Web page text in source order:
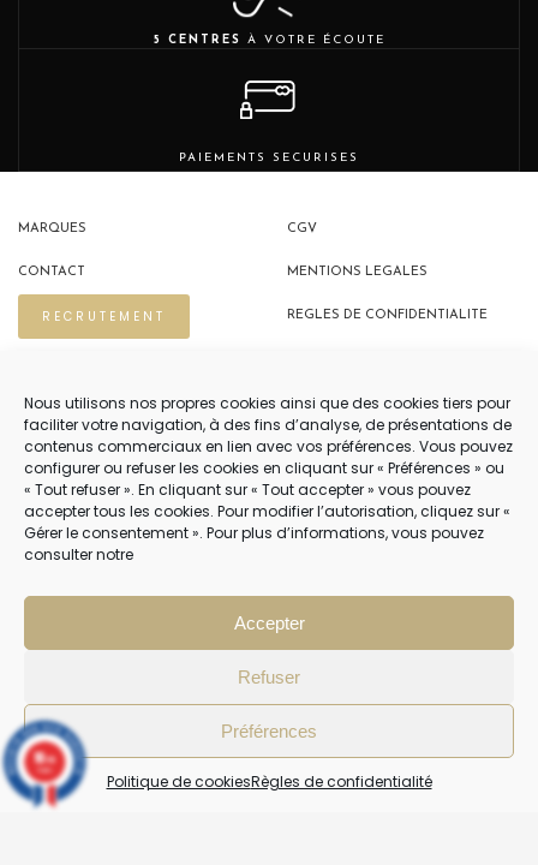
Nous utilisons nos propres cookies ainsi que des cookies tiers pour
faciliter votre navigation, à des fins d’analyse, de présentations de
contenus commerciaux en lien avec vos préférences. Vous pouvez
configurer ou refuser les cookies en cliquant sur « Préférences » ou
« Tout refuser ». En cliquant sur « Tout accepter » vous pouvez
accepter tous les cookies. Pour modifier l’autorisation, cliquez sur «
Gérer le consentement ». Pour plus d’informations, vous pouvez
consulter notre
Accepter
Refuser
Préférences
Politique de cookiesRègles de confidentialité
5 CENTRES À VOTRE ÉCOUTE
PAIEMENTS SECURISES
MARQUES
CONTACT
RECRUTEMENT
CGV
MENTIONS LEGALES
REGLES DE CONFIDENTIALITE
NOUS CONTACTER
04 22 54 75 02
NOTRE SERVICE CLIENT EST OUVERT DU LUNDI AU VENDREDI DE 9H À 12H
10/10
4 avis